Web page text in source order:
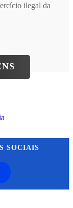
ilegal da
SOCIAIS